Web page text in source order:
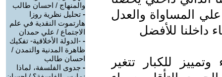
المساواة والعدل
داخلنا للأفضل
للكبار تتغير
والمنهاج / احسان طالب
- تحليل نظرية روزا
هارتموت النقدية في علم
الاجتماع / علي حمدان
- -الدولة الأخلاقية- تفكيك
ظاهرة المدنية والتمدن /
احسان طالب
- جدوى الفلسفة، لماذا